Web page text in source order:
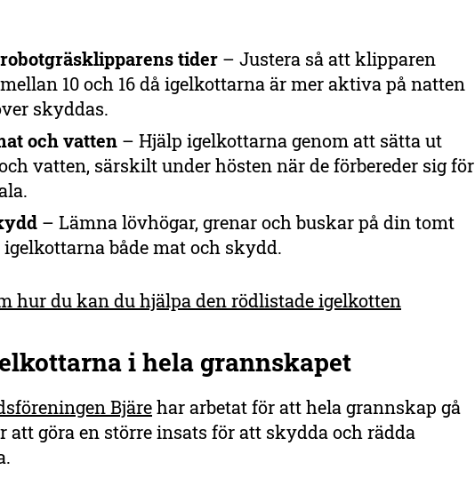
tider – Justera så att klipparen
10 och 16 då igelkottarna är mer aktiva på natten
skyddas.
och vatten – Hjälp igelkottarna genom att sätta ut
vatten, särskilt under hösten när de förbereder sig för
– Lämna lövhögar, grenar och buskar på din tomt
igelkottarna både mat och skydd.
hur du kan du hjälpa den rödlistade igelkotten
i hela grannskapet
Bjärehar arbetat för att hela grannskap gå
att göra en större insats för att skydda och rädda